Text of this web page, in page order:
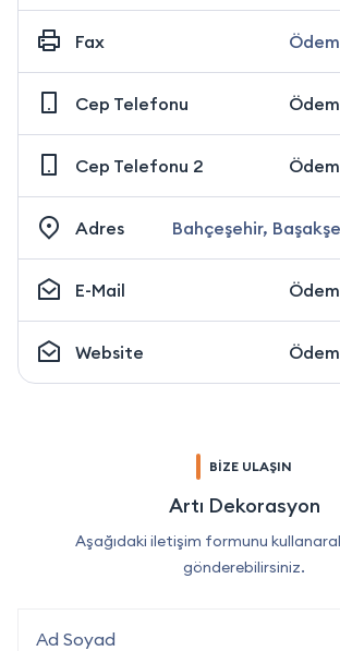
Fax
Cep Telefonu
Cep Telefonu 2
Adres Bahçeşehir,
E-Mail
Website
BİZE ULAŞIN
Artı Dekorasyon
Aşağıdaki iletişim formunu
gönderebilirsiniz.